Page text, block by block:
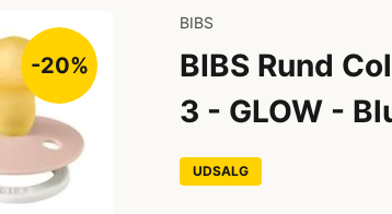
-20%
BIBS
BIBS Rund
3 - GLOW -
UDSALG